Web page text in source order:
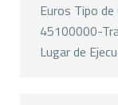
Euros Tipo
45100000-
Lugar de